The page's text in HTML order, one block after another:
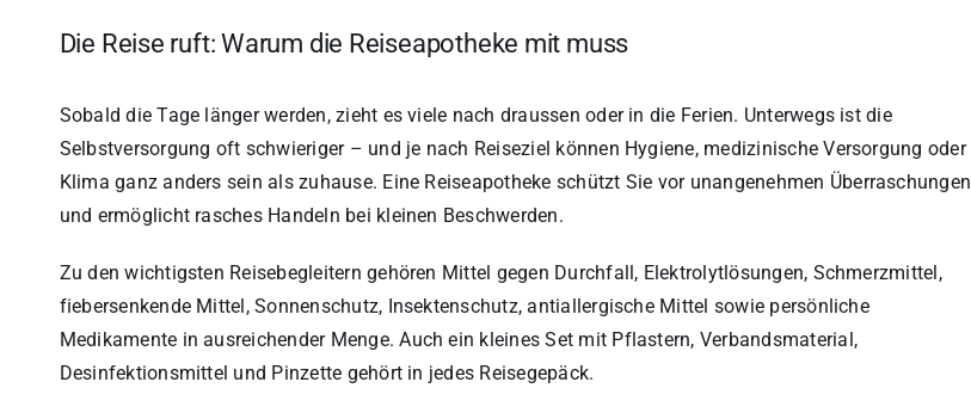
Die Reise ruft: Warum die Reiseapotheke mit muss
Sobald die Tage länger werden, zieht es viele nach draussen oder in die Ferien. Unterwegs ist die
Selbstversorgung oft schwieriger – und je nach Reiseziel können Hygiene, medizinische Versorgung oder
Klima ganz anders sein als zuhause. Eine Reiseapotheke schützt Sie vor unangenehmen Überraschungen
und ermöglicht rasches Handeln bei kleinen Beschwerden.
Zu den wichtigsten Reisebegleitern gehören Mittel gegen Durchfall, Elektrolytlösungen, Schmerzmittel,
fiebersenkende Mittel, Sonnenschutz, Insektenschutz, antiallergische Mittel sowie persönliche
Medikamente in ausreichender Menge. Auch ein kleines Set mit Pflastern, Verbandsmaterial,
Desinfektionsmittel und Pinzette gehört in jedes Reisegepäck.